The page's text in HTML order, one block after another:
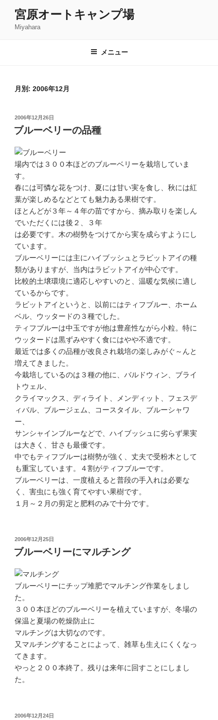
宮原オートキャンプ場
Miyahara
メニュー
月別: 2006年12月
投
稿
日:
2006年12月26日
ブルーベリーの品種
場内では３００本ほどのブルーベリーを栽培していま
す。
春には可憐な花をつけ、夏には甘い実を食し、秋には紅
葉が楽しめるなどとても魅力ある果樹です。
ほとんどが３年～４年の苗ですから、摘み取りを楽しん
でいただくには後２、３年
は必要です。木の樹勢をつけてから実を成らすようにし
ています。
ブルーベリーには主にハイブッシュとラビットアイの種
類がありますが、当内はラビットアイが中心です。
比較的土壌環境に適応しやすいのと、温暖な気候に適し
ているからです。
ラビットアイというと、以前にはティフブルー、ホーム
ベル、ウッタードの３種でした。
ティフブルーは中玉ですが他は豊産性ながら小粒。特に
ウッタードは黒ずみやすく食にはやや不適です。
最近では多くの品種が改良され栽培の楽しみがぐ～んと
増えてきました。
今栽培しているのは３種の他に、バルドウィン、ブライ
トウェル、
クライマックス、ディライト、メンディット、フェスデ
ィバル、ブルージェム、コースタイル、ブルーシャワ
ー、
サンシャインブルーなどで、ハイブッシュに劣らず果実
は大きく、甘さも最優です。
中でもティフブルーは樹勢が強く、丈夫で受粉木として
も重宝しています。４割がティフブルーです。
ブルーベリーは、一度植えると普段の手入れは必要な
く、害虫にも強く育てやすい果樹です。
１月～２月の剪定と肥料のみで十分です。
投
稿
日:
2006年12月25日
ブルーベリーにマルチング
ブルーベリーにチップ堆肥でマルチング作業をしまし
た。
３００本ほどのブルーベリーを植えていますが、冬場の
保温と夏場の乾燥防止に
マルチングは大切なのです。
又マルチングすることによって、雑草も生えにくくなっ
てきます。
やっと２００本終了。残りは来年に回すことにしまし
た。
投
2006年12月24日